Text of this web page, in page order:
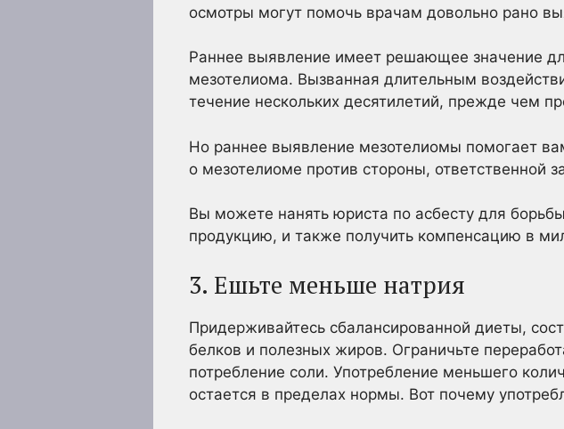
осмотры могут помочь врачам довольно рано
Раннее выявление имеет решающее значение
мезотелиома. Вызванная длительным
течение нескольких десятилетий, прежде чем
Но раннее выявление мезотелиомы помогает
о мезотелиоме против стороны, ответственной
Вы можете нанять юриста по асбесту для
продукцию, и также получить компенсацию в
3. Ешьте меньше натрия
Придерживайтесь сбалансированной диеты,
белков и полезных жиров. Ограничьте
потребление соли. Употребление меньшего
остается в пределах нормы. Вот почему